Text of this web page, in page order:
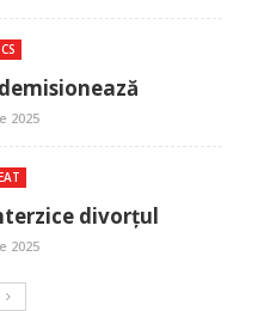
2025
divorțul
2025